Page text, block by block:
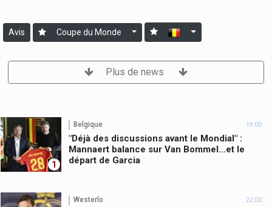
Avis Coupe du Monde
Plus de news
1
Belgique 19:00
"Déjà des discussions avant le Mondial" :
Mannaert balance sur Van Bommel...et le
départ de Garcia
Westerlo 22:00